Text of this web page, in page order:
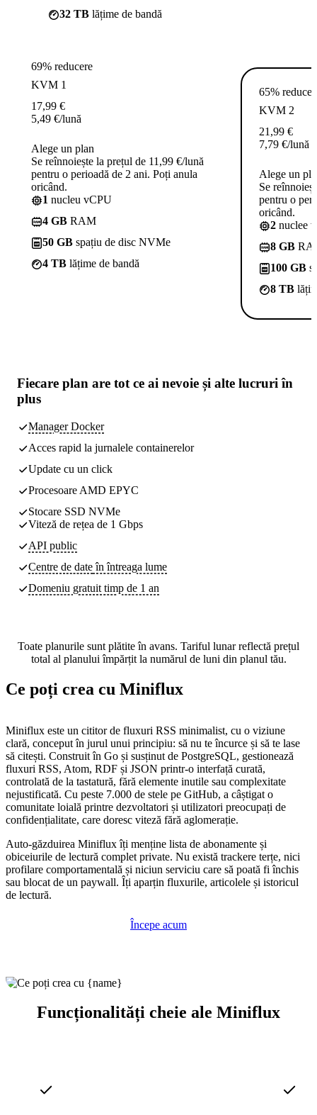
32 TB lățime de bandă
69% reducere
KVM 1
17,99 €
5,49 €/lună
Alege un plan
Se reînnoiește la prețul de 11,99 €/lună
pentru o perioadă de 2 ani. Poți anula
oricând.
1 nucleu vCPU
4 GB RAM
50 GB spațiu de disc NVMe
4 TB lățime de bandă
65%
KVM 2
21,99 €
7,79 €/lună
Alege un
Se
pentru o
oricând.
2 nuclee
8 GB
100 GB
8 TB
Fiecare plan are tot ce ai nevoie și alte lucruri în
plus
Manager Docker
Acces rapid la jurnalele containerelor
Update cu un click
Procesoare AMD EPYC
Stocare SSD NVMe
Viteză de rețea de 1 Gbps
API public
Centre de dateîn întreaga lume
Domeniu gratuit timp de 1 an
Toate planurile sunt plătite în avans. Tariful lunar reflectă prețul
total al planului împărțit la numărul de luni din planul tău.
Ce poți crea cu Miniflux
Miniflux este un cititor de fluxuri RSS minimalist, cu o viziune
clară, conceput în jurul unui principiu: să nu te încurce și să te lase
să citești. Construit în Go și susținut de PostgreSQL, gestionează
fluxuri RSS, Atom, RDF și JSON printr-o interfață curată,
controlată de la tastatură, fără elemente inutile sau complexitate
nejustificată. Cu peste 7.000 de stele pe GitHub, a câștigat o
comunitate loială printre dezvoltatori și utilizatori preocupați de
confidențialitate, care doresc viteză fără aglomerație.
Auto-găzduirea Miniflux îți menține lista de abonamente și
obiceiurile de lectură complet private. Nu există trackere terțe, nici
profilare comportamentală și niciun serviciu care să poată fi închis
sau blocat de un paywall. Îți aparțin fluxurile, articolele și istoricul
de lectură.
Începe acum
Funcționalități cheie ale Miniflux